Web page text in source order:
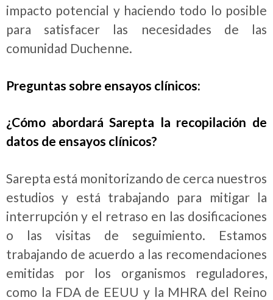
impacto potencial y haciendo todo lo posible
para satisfacer las necesidades de las
comunidad Duchenne.
Preguntas sobre ensayos clínicos:
¿Cómo abordará Sarepta la recopilación de
datos de ensayos clínicos?
Sarepta está monitorizando de cerca nuestros
estudios y está trabajando para mitigar la
interrupción y el retraso en las dosificaciones
o las visitas de seguimiento. Estamos
trabajando de acuerdo a las recomendaciones
emitidas por los organismos reguladores,
como la FDA de EEUU y la MHRA del Reino